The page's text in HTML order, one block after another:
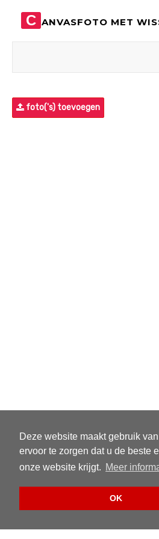
Deze website maakt gebruik
ervoor te zorgen dat u de beste
onze website krijgt. Meer
OK
C ANVASFOTO MET
foto('s) toevoegen